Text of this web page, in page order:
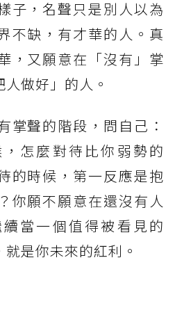
子，名聲只是別人以為
不缺，有才華的人。真
，又願意在「沒有」掌
做好」的人。
掌聲的階段，問自己：
怎麼對待比你弱勢的
的時候，第一反應是抱
你願不願意在還沒有人
當一個值得被看見的
是你未來的紅利。